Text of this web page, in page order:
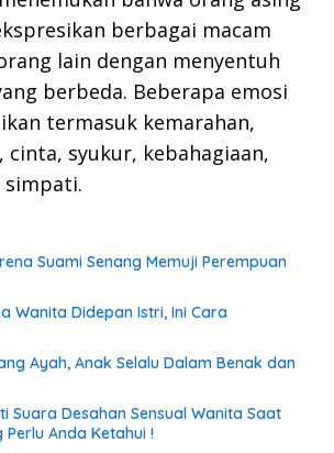
berbagai macam
lain dengan menyentuh
berbeda. Beberapa emosi
termasuk kemarahan,
syukur, kebahagiaan,
simpati.
Suami Senang Memuji Perempuan
Wanita Didepan Istri, Ini Cara
Ayah, Anak Selalu Dalam Benak dan
Suara Desahan Sensual Wanita Saat
Anda Ketahui !